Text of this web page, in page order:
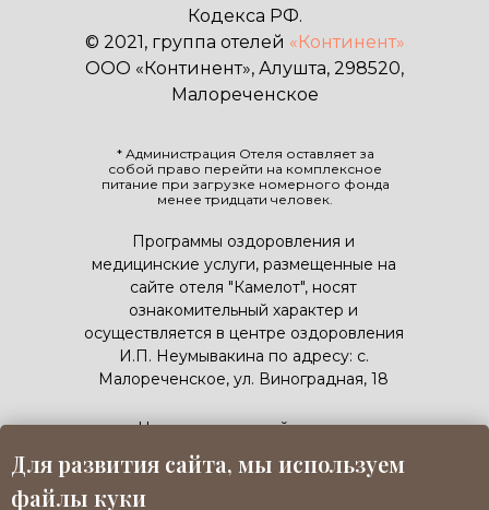
Для развития сайта, мы используем
файлы куки
Номер реестровой записи:
С912024020981
ПОДРОБНЕЕ
Программы оздоровления и
медицинские услуги, размещенные на
сайте отеля "Камелот", носят
ознакомительный характер и
осуществляется в центре оздоровления
И.П. Неумывакина по адресу: с.
Малореченское, ул. Виноградная, 18
Кодекса РФ.
© 2021, группа отелей «Континент»
ООО «Континент», Алушта, 298520,
Малореченское
* Администрация Отеля оставляет за
собой право перейти на комплексное
питание при загрузке номерного фонда
менее тридцати человек.